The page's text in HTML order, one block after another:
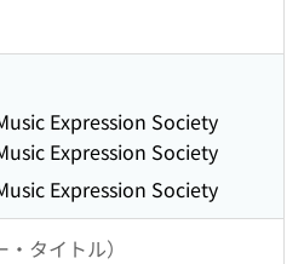
Expression Society
Expression Society
Expression Society
タイトル）